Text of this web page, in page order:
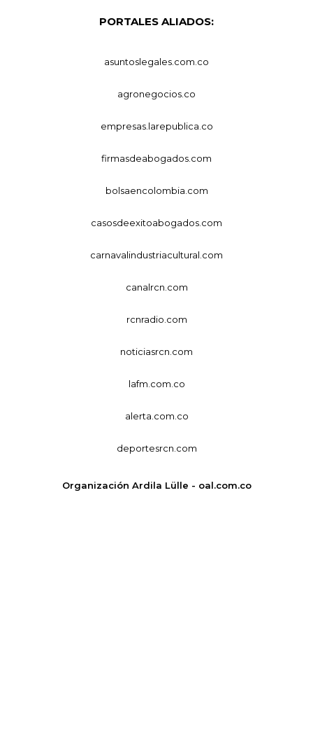
PORTALES ALIADOS:
asuntoslegales.com.co
agronegocios.co
empresas.larepublica.co
firmasdeabogados.com
bolsaencolombia.com
casosdeexitoabogados.com
carnavalindustriacultural.com
canalrcn.com
rcnradio.com
noticiasrcn.com
lafm.com.co
alerta.com.co
deportesrcn.com
Organización Ardila Lülle - oal.com.co